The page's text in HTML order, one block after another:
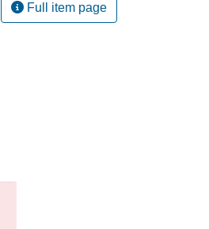
Full item page